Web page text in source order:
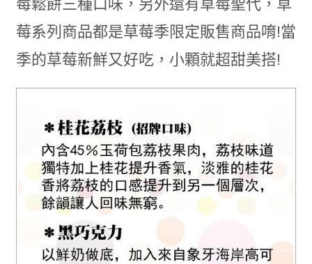
莓鬆餅三種口味，另外還有草莓聖代，草
莓系列商品都是草莓季限定販售商品唷!當
季的草莓新鮮又好吃，小顆就超甜美搭!